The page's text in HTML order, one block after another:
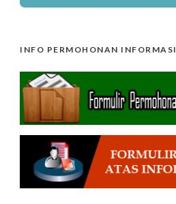
INFO PERMOHONAN INFORMASI